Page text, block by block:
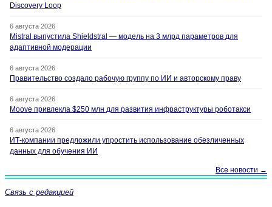
Discovery Loop
6 августа 2026
Mistral выпустила Shieldstral — модель на 3 млрд параметров для
адаптивной модерации
6 августа 2026
Правительство создало рабочую группу по ИИ и авторскому праву
6 августа 2026
Moove привлекла $250 млн для развития инфраструктуры роботакси
6 августа 2026
ИТ-компании предложили упростить использование обезличенных
данных для обучения ИИ
Все новости →
Связь с редакцией